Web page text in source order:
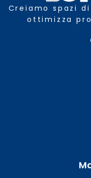
Creiamo spazi
ottimizza